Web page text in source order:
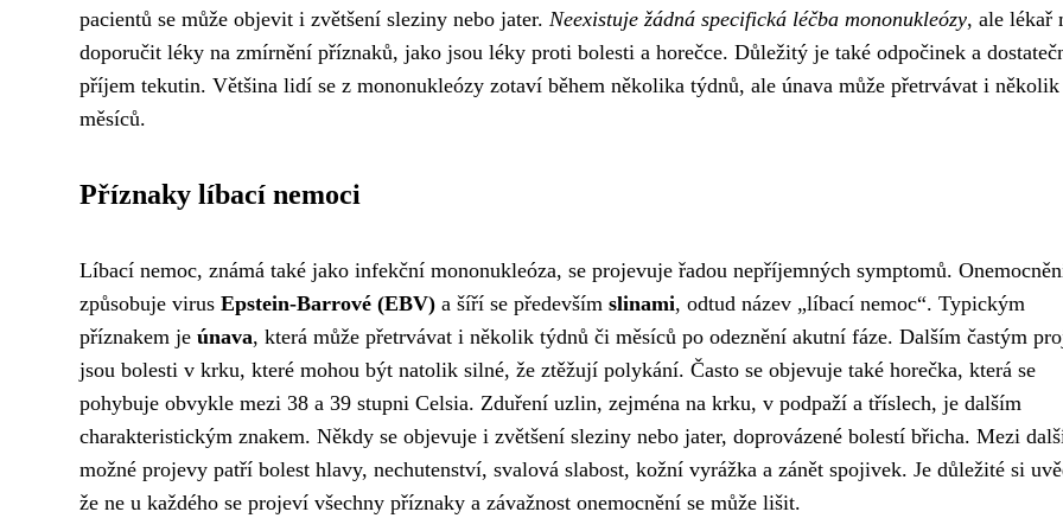
pacientů se může objevit i zvětšení sleziny nebo jater. Neexistuje žádná specifická léčba mononukleózy, ale lékař
doporučit léky na zmírnění příznaků, jako jsou léky proti bolesti a horečce. Důležitý je také odpočinek a
příjem tekutin. Většina lidí se z mononukleózy zotaví během několika týdnů, ale únava může přetrvávat i několik
měsíců.
Příznaky líbací nemoci
Líbací nemoc, známá také jako infekční mononukleóza, se projevuje řadou nepříjemných symptomů.
způsobuje virus Epstein-Barrové (EBV) a šíří se především slinami, odtud název „líbací nemoc“. Typickým
příznakem je únava, která může přetrvávat i několik týdnů či měsíců po odeznění akutní fáze. Dalším častým
jsou bolesti v krku, které mohou být natolik silné, že ztěžují polykání. Často se objevuje také horečka, která se
pohybuje obvykle mezi 38 a 39 stupni Celsia. Zduření uzlin, zejména na krku, v podpaží a tříslech, je dalším
charakteristickým znakem. Někdy se objevuje i zvětšení sleziny nebo jater, doprovázené bolestí břicha. Mezi
možné projevy patří bolest hlavy, nechutenství, svalová slabost, kožní vyrážka a zánět spojivek. Je důležité si
že ne u každého se projeví všechny příznaky a závažnost onemocnění se může lišit.